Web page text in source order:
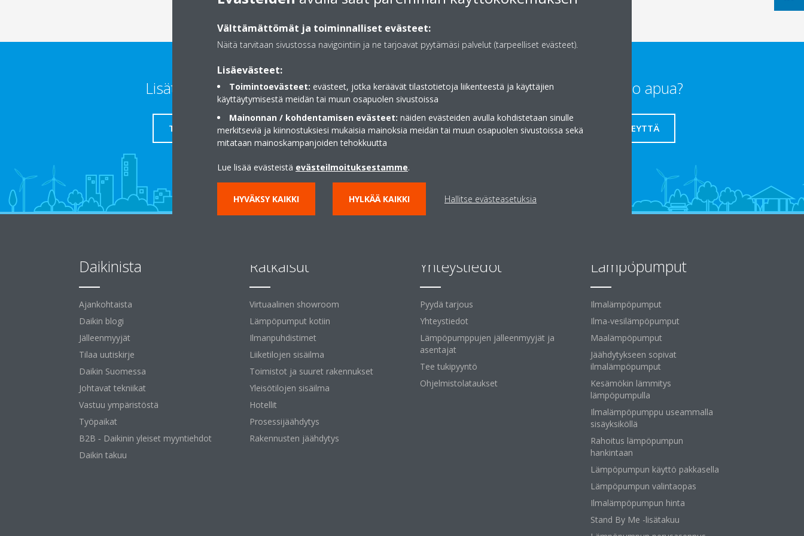
Lisätietoja
TUKI
Tarvitsetko apua?
OTA YHTEYTTÄ
Daikinista
Ajankohtaista
Daikin blogi
Jälleenmyyjät
Tilaa uutiskirje
Daikin Suomessa
Johtavat tekniikat
Vastuu ympäristöstä
Työpaikat
B2B ‐ Daikinin yleiset myyntiehdot
Daikin takuu
Ratkaisut
Virtuaalinen showroom
Lämpöpumput kotiin
Ilmanpuhdistimet
Liiketilojen sisäilma
Toimistot ja suuret rakennukset
Yleisötilojen sisäilma
Hotellit
Prosessijäähdytys
Rakennusten jäähdytys
Yhteystiedot
Pyydä tarjous
Yhteystiedot
Lämpöpumppujen jälleenmyyjät ja
asentajat
Tee tukipyyntö
Ohjelmistolataukset
Lämpöpumput
Ilmalämpöpumput
Ilma-vesilämpöpumput
Maalämpöpumput
Jäähdytykseen sopivat
ilmalämpöpumput
Kesämökin lämmitys
lämpöpumpulla
Ilmalämpöpumppu useammalla
sisäyksiköllä
Rahoitus lämpöpumpun
hankintaan
Lämpöpumpun käyttö pakkasella
Lämpöpumpun valintaopas
Ilmalämpöpumpun hinta
Stand By Me -lisätakuu
Välttämättömät ja toiminnalliset evästeet:
Näitä tarvitaan sivustossa navigointiin ja ne tarjoavat pyytämäsi palvelut (tarpeelliset evästeet).
Lisäevästeet:
Toimintoevästeet: evästeet, jotka keräävät tilastotietoja liikenteestä ja käyttäjien
käyttäytymisestä meidän tai muun osapuolen sivustoissa
Mainonnan / kohdentamisen evästeet: näiden evästeiden avulla kohdistetaan sinulle
merkitseviä ja kiinnostuksiesi mukaisia mainoksia meidän tai muun osapuolen sivustoissa sekä
mitataan mainoskampanjoiden tehokkuutta
Lue lisää evästeistä evästeilmoituksestamme.
HYVÄKSY KAIKKI HYLKÄÄ KAIKKI Hallitse evästeasetuksia